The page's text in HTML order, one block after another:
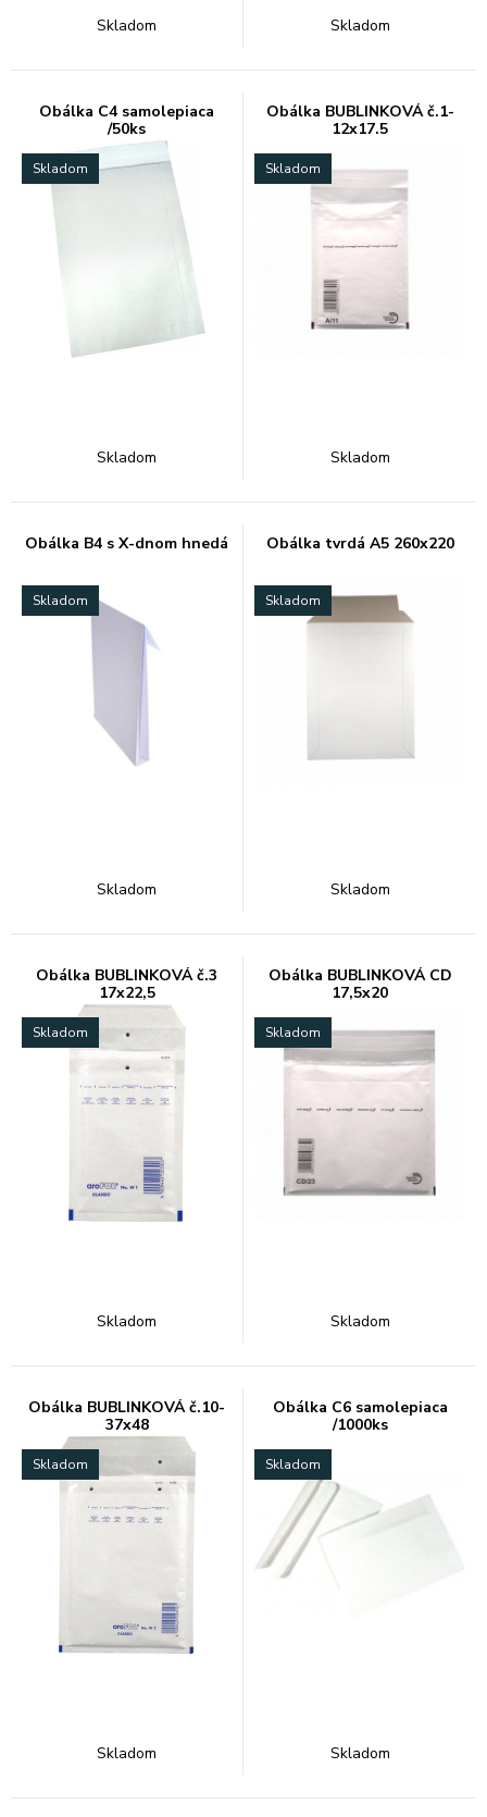
Skladom Skladom
Obálka C4 samolepiaca
/50ks
Skladom
Skladom
Obálka BUBLINKOVÁ č.1-
12x17.5
Skladom
Skladom
Obálka B4 s X-dnom hnedá
Skladom
Skladom
Obálka tvrdá A5 260x220
Skladom
Skladom
Obálka BUBLINKOVÁ č.3
17x22,5
Skladom
Skladom
Obálka BUBLINKOVÁ CD
17,5x20
Skladom
Skladom
Obálka BUBLINKOVÁ č.10-
37x48
Skladom
Skladom
Obálka C6 samolepiaca
/1000ks
Skladom
Skladom